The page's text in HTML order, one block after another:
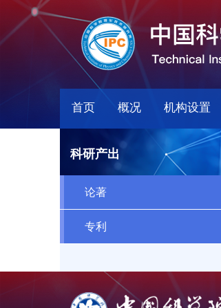
首页 概况 机构设置
科研产出
论著
专利